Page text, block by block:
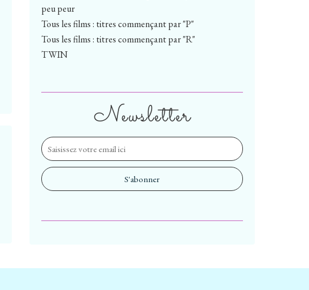
Newsletter
peu peur
Tous les films : titres commençant par "P"
Tous les films : titres commençant par "R"
TWIN